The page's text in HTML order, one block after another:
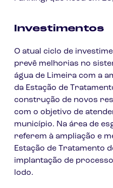
Investimentos
O atual ciclo de
prevê melhorias no
água de Limeira com a
da Estação de
construção de novos
com o objetivo de
município. Na área de
referem à ampliação e
Estação de Tratamento
implantação de
lodo.